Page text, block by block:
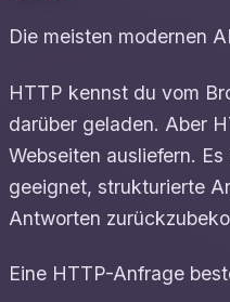
Die meisten modernen
HTTP kennst du vom
darüber geladen. Aber
Webseiten ausliefern.
geeignet, strukturierte
Antworten
Eine HTTP-Anfrage